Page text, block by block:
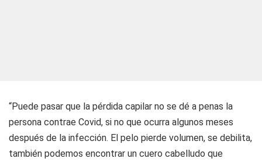
“Puede pasar que la pérdida capilar no se dé a penas la
persona contrae Covid, si no que ocurra algunos meses
después de la infección. El pelo pierde volumen, se debilita,
también podemos encontrar un cuero cabelludo que